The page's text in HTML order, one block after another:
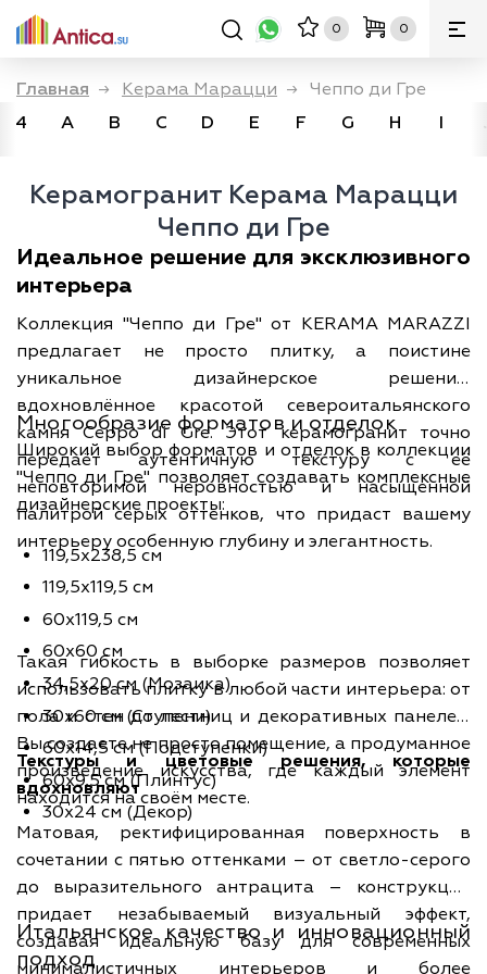
0 0
Главная → Керама Марацци → Чеппо ди Гре
4
A B C D E F G H I
Керамогранит Керама Марацци
Чеппо ди Гре
Идеальное решение для эксклюзивного
интерьера
Коллекция "Чеппо ди Гре" от KERAMA MARAZZI
предлагает не просто плитку, а поистине
уникальное дизайнерское решение,
вдохновлённое красотой североитальянского
камня Ceppo di Gre. Этот керамогранит точно
передаёт аутентичную текстуру с её
неповторимой неровностью и насыщенной
палитрой серых оттенков, что придаст вашему
интерьеру особенную глубину и элегантность.
Многообразие форматов и отделок
Широкий выбор форматов и отделок в коллекции
"Чеппо ди Гре" позволяет создавать комплексные
дизайнерские проекты:
119,5x238,5 см
119,5x119,5 см
60x119,5 см
60x60 см
34,5x20 см (Мозаика)
30x60 см (Ступени)
60x14,5 см (Подступенки)
60x9,5 см (Плинтус)
30x24 см (Декор)
Такая гибкость в выборке размеров позволяет
использовать плитку в любой части интерьера: от
пола и стен до лестниц и декоративных панелей.
Вы создаете не просто помещение, а продуманное
произведение искусства, где каждый элемент
находится на своём месте.
Текстуры и цветовые решения, которые
вдохновляют
Матовая, ректифицированная поверхность в
сочетании с пятью оттенками – от светло-серого
до выразительного антрацита – конструкции
придает незабываемый визуальный эффект,
создавая идеальную базу для современных
минималистичных интерьеров и более
Итальянское качество и инновационный
подход